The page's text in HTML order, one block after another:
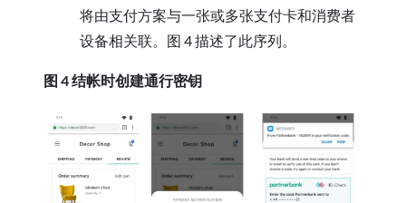
将由支付方案与一张或多张支付卡和消费者
设备相关联。图 4 描述了此序列。
图 4 结帐时创建通行密钥